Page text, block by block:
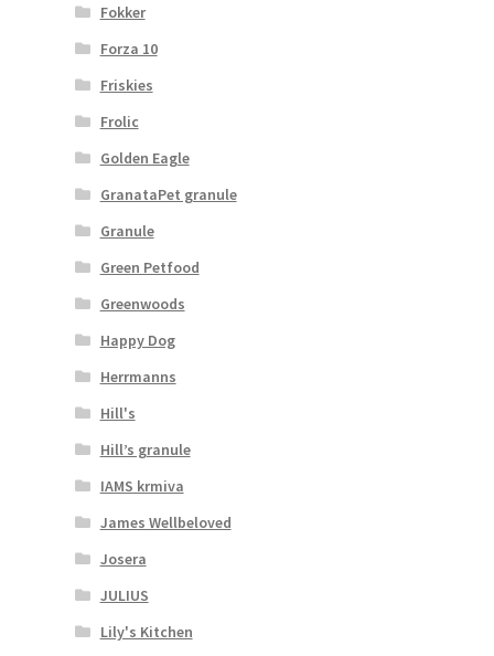
Fokker
Forza 10
Friskies
Frolic
Golden Eagle
GranataPet granule
Granule
Green Petfood
Greenwoods
Happy Dog
Herrmanns
Hill's
Hill’s granule
IAMS krmiva
James Wellbeloved
Josera
JULIUS
Lily's Kitchen